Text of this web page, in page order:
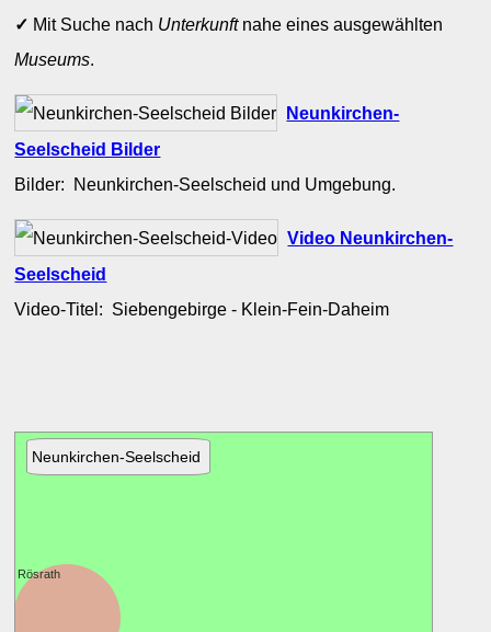
✓ Mit Suche nach Unterkunftnahe eines ausgewählten
Museums.
Neunkirchen-
Seelscheid Bilder
Bilder: Neunkirchen-Seelscheid und Umgebung.
Video Neunkirchen-
Seelscheid
Video-Titel: Siebengebirge - Klein-Fein-Daheim
Neunkirchen-Seelscheid
Rösrath